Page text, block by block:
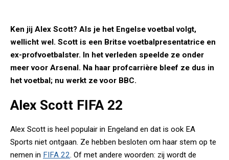
Ken jij Alex Scott? Als je het Engelse voetbal volgt,
wellicht wel. Scott is een Britse voetbalpresentatrice en
ex-profvoetbalster. In het verleden speelde ze onder
meer voor Arsenal. Na haar profcarrière bleef ze dus in
het voetbal; nu werkt ze voor BBC.
Alex Scott FIFA 22
Alex Scott is heel populair in Engeland en dat is ook EA
Sports niet ontgaan. Ze hebben besloten om haar stem op te
nemen in FIFA 22. Of met andere woorden: zij wordt de